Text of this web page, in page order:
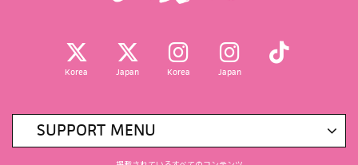
Korea Japan Korea Japan
SUPPORT MENU